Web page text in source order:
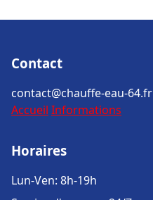
Contact
contact@chauffe-eau-64.fr
Accueil Informations
Horaires
Lun-Ven: 8h-19h